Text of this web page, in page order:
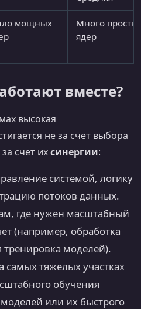
мощных
Много
ядер
вместе?
высокая
не за счет выбора
счет ихсинергии:
системой, логику
потоков данных.
где нужен масштабный
(например, обработка
тренировка моделей).
самых тяжелых участках
обучения
или их быстрого